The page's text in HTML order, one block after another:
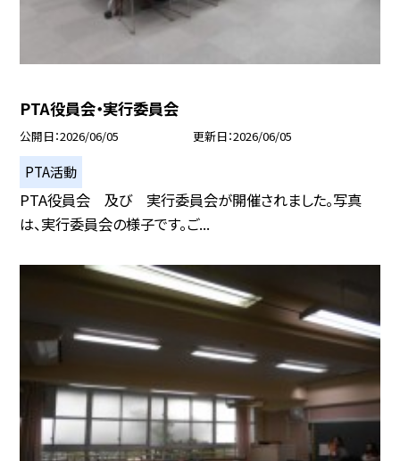
PTA役員会・実行委員会
公開日 2026/06/05 更新日 2026/06/05
PTA活動
PTA役員会 及び 実行委員会が開催されました。写真
は、実行委員会の様子です。ご...